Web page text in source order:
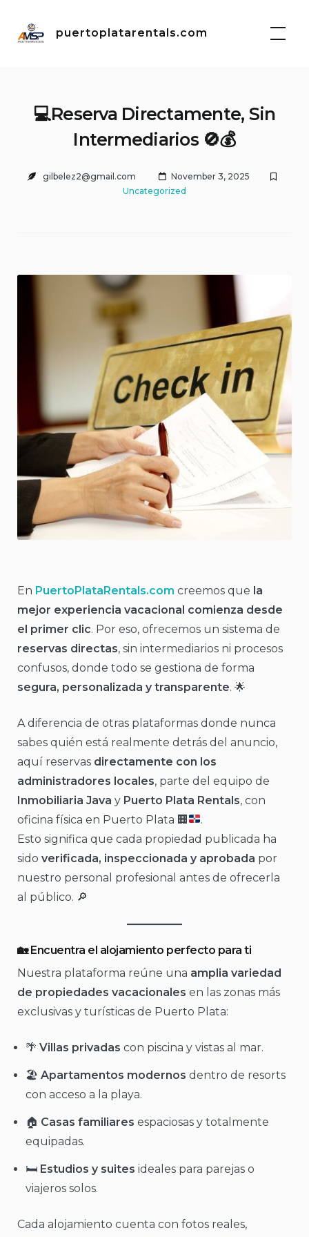
content
puertoplatarentals.com
💻Reserva Directamente, Sin
Intermediarios 🚫💰
gilbelez2@gmail.com
November 3, 2025
Uncategorized
En PuertoPlataRentals.com creemos que la
mejor experiencia vacacional comienza desde
el primer clic. Por eso, ofrecemos un sistema de
reservas directas, sin intermediarios ni procesos
confusos, donde todo se gestiona de forma
segura, personalizada y transparente. 🌟
A diferencia de otras plataformas donde nunca
sabes quién está realmente detrás del anuncio,
aquí reservas directamente con los
administradores locales, parte del equipo de
Inmobiliaria Java y Puerto Plata Rentals, con
oficina física en Puerto Plata 🏢
.
Esto significa que cada propiedad publicada ha
sido verificada, inspeccionada y aprobada por
nuestro personal profesional antes de ofrecerla
al público. 🔎
🏡 Encuentra el alojamiento perfecto para ti
Nuestra plataforma reúne una amplia variedad
de propiedades vacacionales en las zonas más
exclusivas y turísticas de Puerto Plata:
🌴 Villas privadas con piscina y vistas al mar.
🏖️ Apartamentos modernos dentro de resorts
con acceso a la playa.
🏠 Casas familiares espaciosas y totalmente
equipadas.
🛏️ Estudios y suites ideales para parejas o
viajeros solos.
Cada alojamiento cuenta con fotos reales,